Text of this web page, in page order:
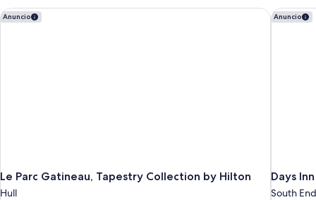
río
balcón,
vistas
Anuncio
Le Parc Gatineau, Tapestry Collection by Hilton
Hull
Le Parc Gatineau, Tapestry Collection by Hilton Anuncio
Days
South End
Days